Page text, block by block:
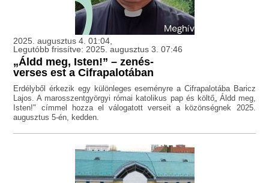
2025. augusztus 4. 01:04,
Legutóbb frissítve: 2025. augusztus 3. 07:46
„Áldd meg, Isten!” – zenés-
verses est a Cifrapalotában
Erdélyből érkezik egy különleges eseményre a Cifrapalotába Baricz
Lajos. A marosszentgyörgyi római katolikus pap és költő„ Áldd meg,
Isten!" címmel hozza el válogatott verseit a közönségnek 2025.
augusztus 5-én, kedden.